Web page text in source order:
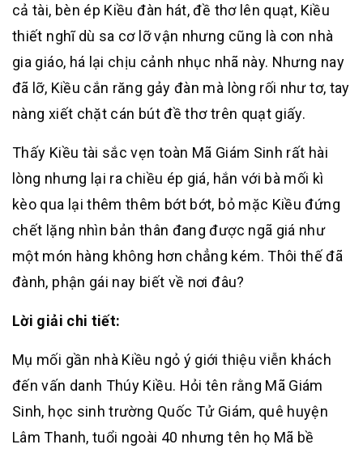
cả tài, bèn ép Kiều đàn hát, đề thơ lên quạt, Kiều
thiết nghĩ dù sa cơ lỡ vận nhưng cũng là con nhà
gia giáo, há lại chịu cảnh nhục nhã này. Nhưng nay
đã lỡ, Kiều cắn răng gảy đàn mà lòng rối như tơ, tay
nàng xiết chặt cán bút đề thơ trên quạt giấy.
Thấy Kiều tài sắc vẹn toàn Mã Giám Sinh rất hài
lòng nhưng lại ra chiều ép giá, hắn với bà mối kì
kèo qua lại thêm thêm bớt bớt, bỏ mặc Kiều đứng
chết lặng nhìn bản thân đang được ngã giá như
một món hàng không hơn chẳng kém. Thôi thế đã
đành, phận gái nay biết về nơi đâu?
Lời giải chi tiết:
Mụ mối gần nhà Kiều ngỏ ý giới thiệu viễn khách
đến vấn danh Thúy Kiều. Hỏi tên rằng Mã Giám
Sinh, học sinh trường Quốc Tử Giám, quê huyện
Lâm Thanh, tuổi ngoài 40 nhưng tên họ Mã bề